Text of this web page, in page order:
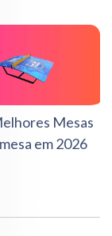
Mesas
em 2026